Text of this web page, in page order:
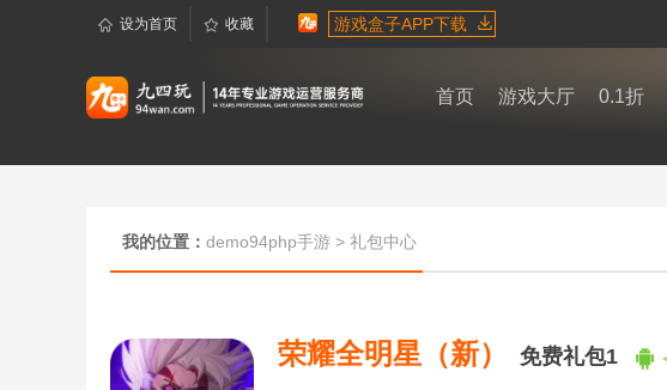
设为首页 收藏 游戏盒子APP下载
首页 游戏大厅 0.1折
我的位置： demo94php手游 > 礼包中心
荣耀全明星（新） 免费礼包1